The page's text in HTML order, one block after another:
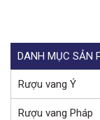
DANH MỤC SẢN
Rượu vang Ý
Rượu vang Pháp